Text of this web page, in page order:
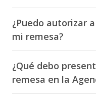
¿Puedo autorizar
mi remesa?
¿Qué debo
remesa en la